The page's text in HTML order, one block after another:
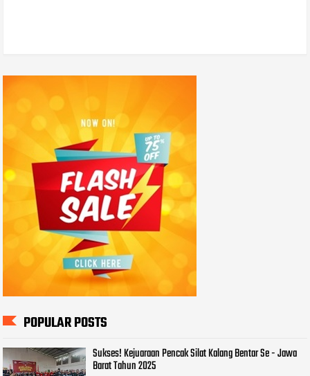
POPULAR POSTS
Sukses! Kejuaraan Pencak Silat Kalang Bentar Se - Jawa
Barat Tahun 2025